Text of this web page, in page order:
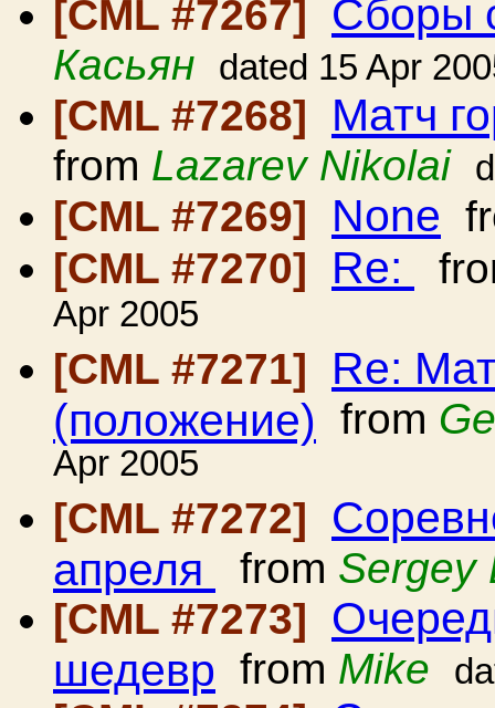
[CML #7267]
Сборы
Касьян dated 15 Apr
[CML #7268] Матч
from Lazarev Nikolai
[CML #7269] None
[CML #7270]
Re:
Apr 2005
[CML #7271]
Re:
(положение) from
Apr 2005
[CML #7272]
апреля from Sergey
[CML #7273]
шедевр from Mike